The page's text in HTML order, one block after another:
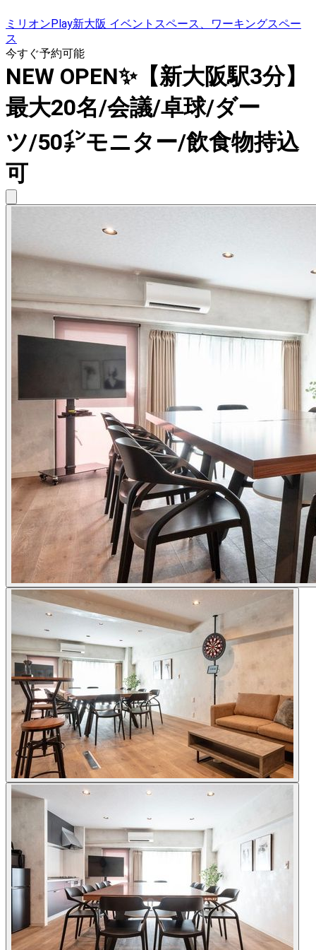
ミリオンPlay新大阪 イベントスペース、ワーキングスペー
ス
今すぐ予約可能
NEW OPEN✨【新大阪駅3分】
最大20名/会議/卓球/ダー
ツ/50㌅モニター/飲食物持込
可